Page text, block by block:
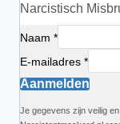
Narcistisch
Naam *
E-mailadres *
Aanmelden
Je gegevens zijn veilig